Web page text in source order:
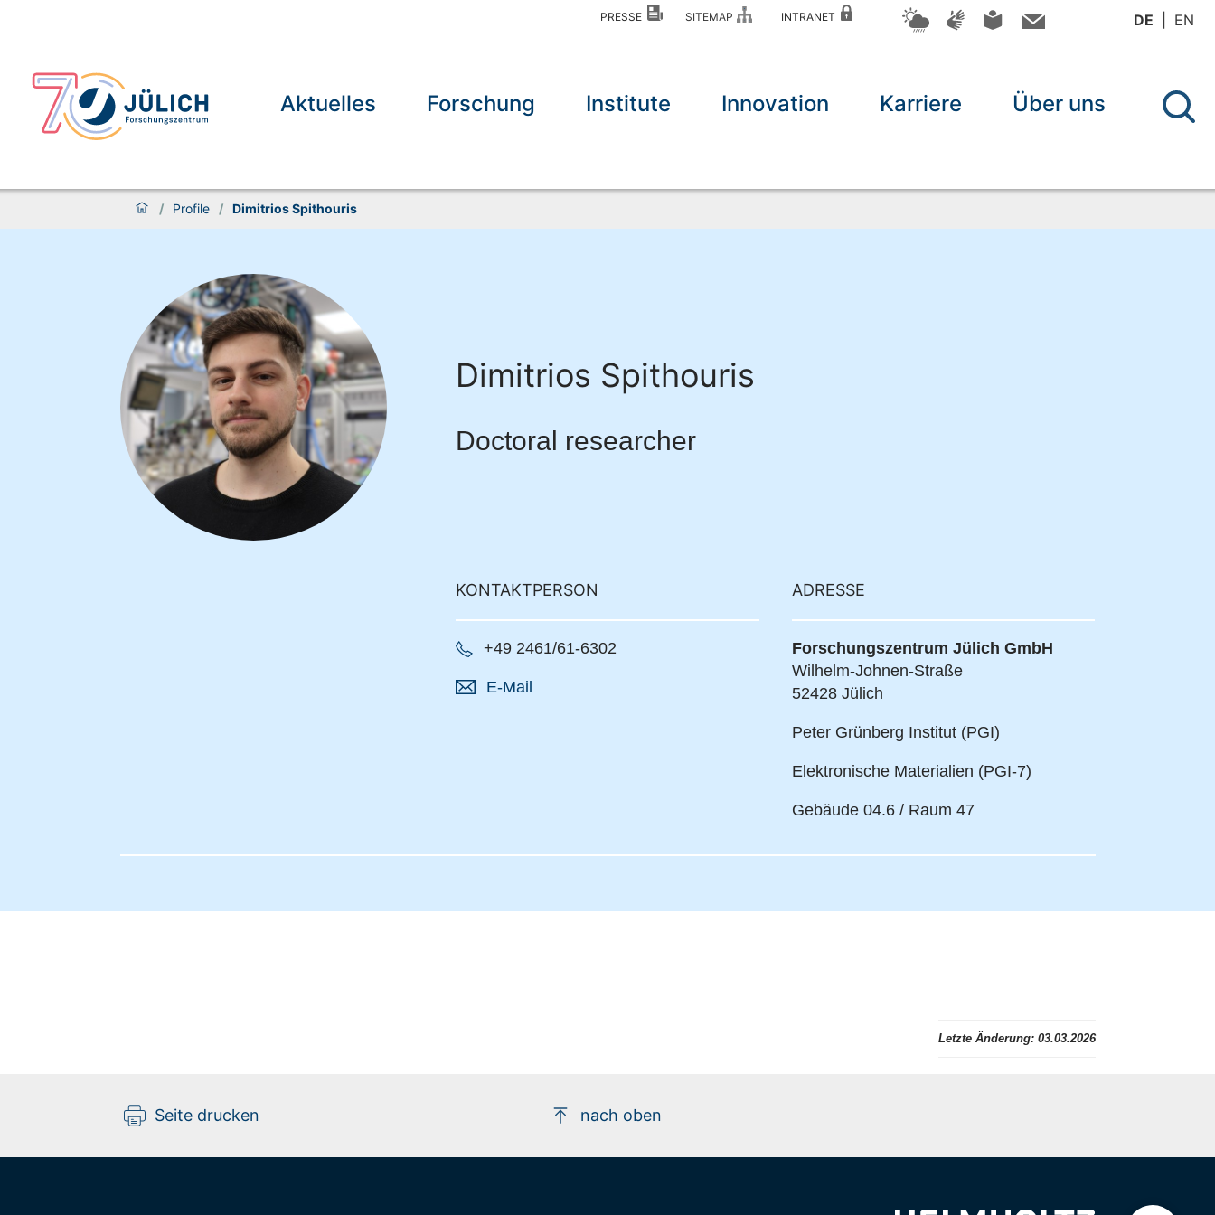
PRESSE SITEMAP INTRANET DE EN
Aktuelles Forschung Institute Innovation Karriere Über uns
/ Profile / Dimitrios Spithouris
Dimitrios Spithouris
Doctoral researcher
KONTAKTPERSON
+49 2461/61-6302
E-Mail
ADRESSE
Forschungszentrum Jülich GmbH
Wilhelm-Johnen-Straße
52428 Jülich
Peter Grünberg Institut (PGI)
Elektronische Materialien (PGI-7)
Gebäude 04.6 / Raum 47
Letzte Änderung: 03.03.2026
Seite drucken nach oben